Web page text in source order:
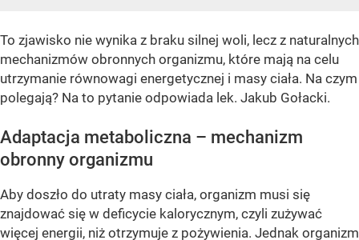
To zjawisko nie wynika z braku silnej woli, lecz z naturalnych
mechanizmów obronnych organizmu, które mają na celu
utrzymanie równowagi energetycznej i masy ciała. Na czym
polegają? Na to pytanie odpowiada lek. Jakub Gołacki.
Adaptacja metaboliczna – mechanizm
obronny organizmu
Aby doszło do utraty masy ciała, organizm musi się
znajdować się w deficycie kalorycznym, czyli zużywać
więcej energii, niż otrzymuje z pożywienia. Jednak organizm